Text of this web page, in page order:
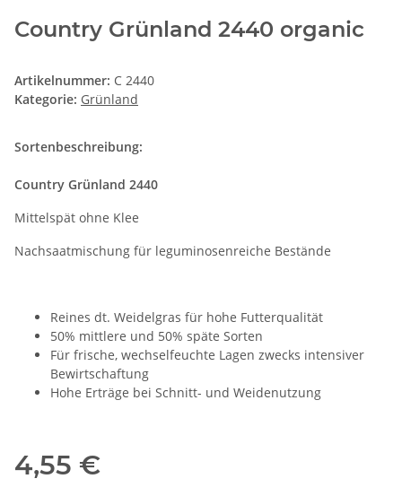
Country Grünland 2440 organic
Artikelnummer: C 2440
Kategorie: Grünland
Sortenbeschreibung:
Country Grünland 2440
Mittelspät ohne Klee
Nachsaatmischung für leguminosenreiche Bestände
Reines dt. Weidelgras für hohe Futterqualität
50% mittlere und 50% späte Sorten
Für frische, wechselfeuchte Lagen zwecks intensiver
Bewirtschaftung
Hohe Erträge bei Schnitt- und Weidenutzung
4,55 €